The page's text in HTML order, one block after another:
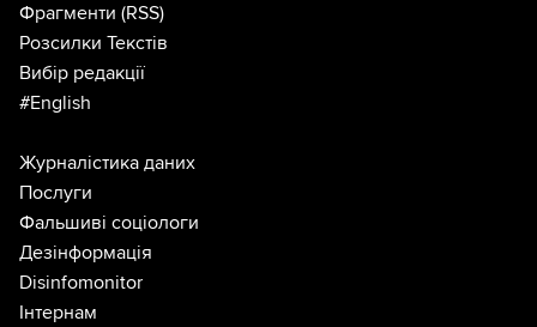
Фрагменти (RSS)
Розсилки Текстів
Вибір редакції
#English
Журналістика даних
Послуги
Фальшиві соціологи
Дезінформація
Disinfomonitor
Інтернам